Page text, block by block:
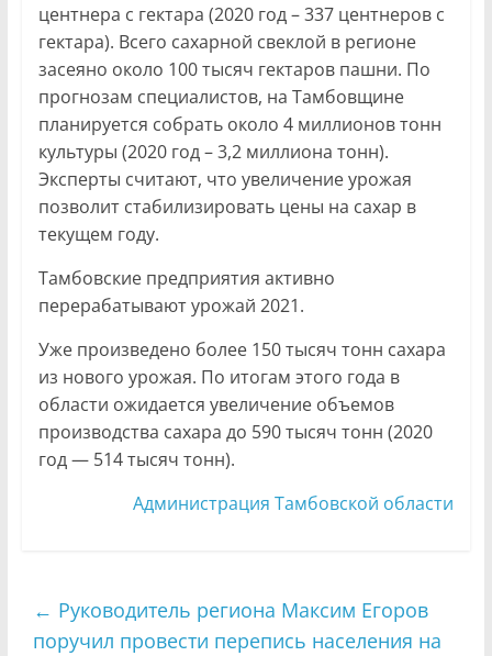
центнера с гектара (2020 год – 337 центнеров с
гектара). Всего сахарной свеклой в регионе
засеяно около 100 тысяч гектаров пашни. По
прогнозам специалистов, на Тамбовщине
планируется собрать около 4 миллионов тонн
культуры (2020 год – 3,2 миллиона тонн).
Эксперты считают, что увеличение урожая
позволит стабилизировать цены на сахар в
текущем году.
Тамбовские предприятия активно
перерабатывают урожай 2021.
Уже произведено более 150 тысяч тонн сахара
из нового урожая. По итогам этого года в
области ожидается увеличение объемов
производства сахара до 590 тысяч тонн (2020
год — 514 тысяч тонн).
Администрация Тамбовской области
← Руководитель региона Максим Егоров
поручил провести перепись населения на